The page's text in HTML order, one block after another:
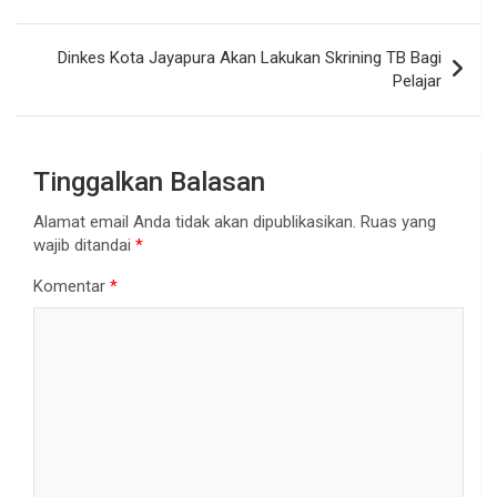
Dinkes Kota Jayapura Akan Lakukan Skrining TB Bagi
Pelajar
Tinggalkan Balasan
Alamat email Anda tidak akan dipublikasikan. Ruas yang
wajib ditandai *
Komentar *